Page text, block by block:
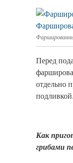
Перед
отдельно
Как
грибами